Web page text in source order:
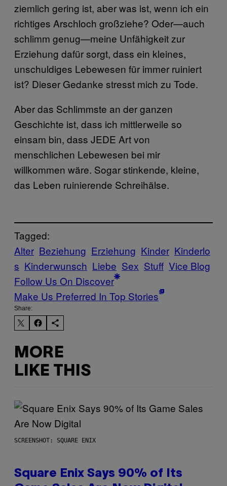
ziemlich gering ist, aber was ist, wenn ich ein
richtiges Arschloch großziehe? Oder—auch
schlimm genug—meine Unfähigkeit zur
Erziehung dafür sorgt, dass ein kleines,
unschuldiges Lebewesen für immer ruiniert
ist? Dieser Gedanke stresst mich zu Tode.
Aber das Schlimmste an der ganzen
Geschichte ist, dass ich mittlerweile so
einsam bin, dass JEDE Art von
menschlichen Lebewesen bei mir
willkommen wäre. Sogar stinkende, kleine,
das Leben ruinierende Schreihälse.
Tagged:
Alter Beziehung Erziehung Kinder Kinderlo
s Kinderwunsch Liebe Sex Stuff Vice Blog
Follow Us On Discover
Make Us Preferred In Top Stories
Share:
MORE
LIKE THIS
SCREENSHOT: SQUARE ENIX
Square Enix Says 90% of Its